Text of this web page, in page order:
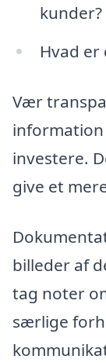
kunder?
Hvad
Vær
information
investere.
give et
billeder af
tag noter
særlige